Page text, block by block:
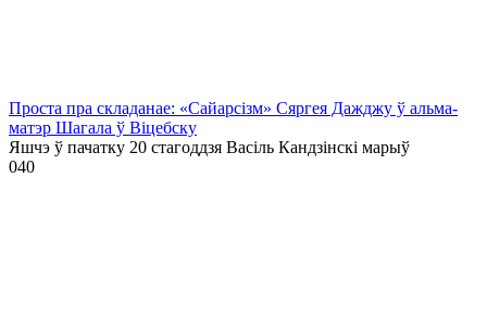
Проста пра складанае: «Сайарсізм» Сяргея Дажджу ў альма-
матэр Шагала ў Віцебску
Яшчэ ў пачатку 20 стагоддзя Васіль Кандзінскі марыў
040